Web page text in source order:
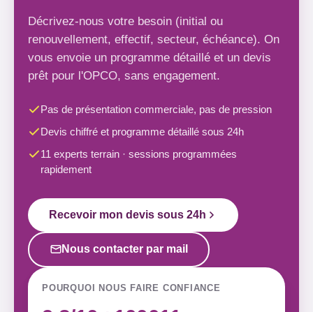
Décrivez-nous votre besoin (initial ou
renouvellement, effectif, secteur, échéance). On
vous envoie un programme détaillé et un devis
prêt pour l'OPCO, sans engagement.
Pas de présentation commerciale, pas de pression
Devis chiffré et programme détaillé sous 24h
11 experts terrain · sessions programmées
rapidement
Recevoir mon devis sous 24h
Nous contacter par mail
POURQUOI NOUS FAIRE CONFIANCE